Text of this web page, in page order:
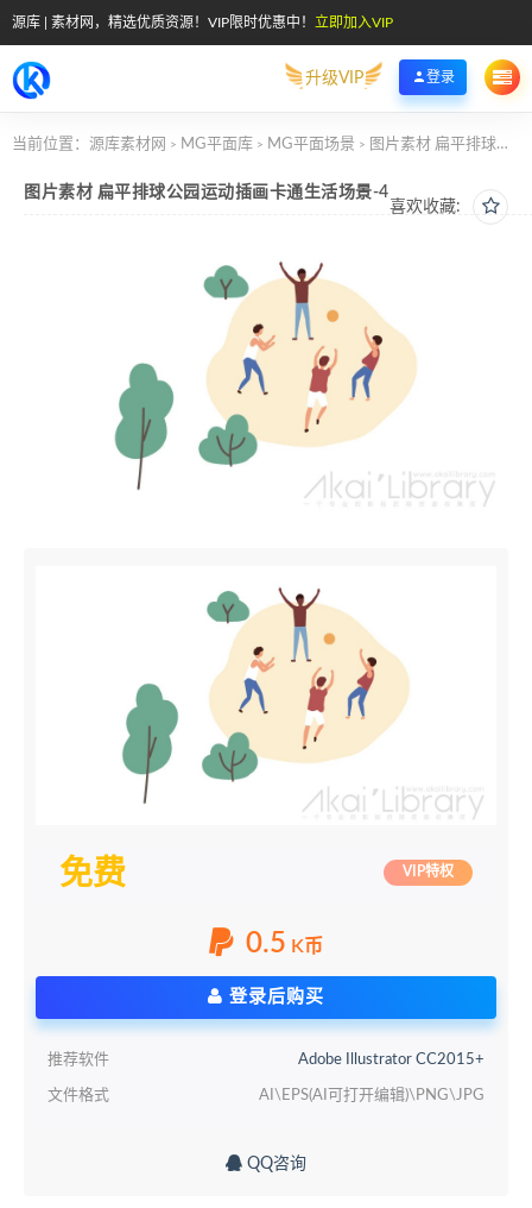
源库 | 素材网，精选优质资源！VIP限时优惠中！ 立即加入VIP
升级VIP 登录
当前位置： 源库素材网 > MG平面库 > MG平面场景 > 图片素材 扁平排球公园运动插画卡通生活场景-4
喜欢收藏:
图片素材 扁平排球公园运动插画卡通生活场景-4
免费 VIP特权
0.5 K币
登录后购买
推荐软件 Adobe Illustrator CC2015+
文件格式 AI\EPS(AI可打开编辑)\PNG\JPG
QQ咨询